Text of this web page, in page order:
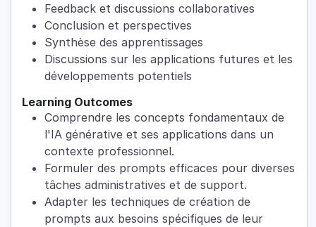
Feedback et discussions collaboratives
Conclusion et perspectives
Synthèse des apprentissages
Discussions sur les applications futures et les
développements potentiels
Learning Outcomes
Comprendre les concepts fondamentaux de
l'IA générative et ses applications dans un
contexte professionnel.
Formuler des prompts efficaces pour diverses
tâches administratives et de support.
Adapter les techniques de création de
prompts aux besoins spécifiques de leur